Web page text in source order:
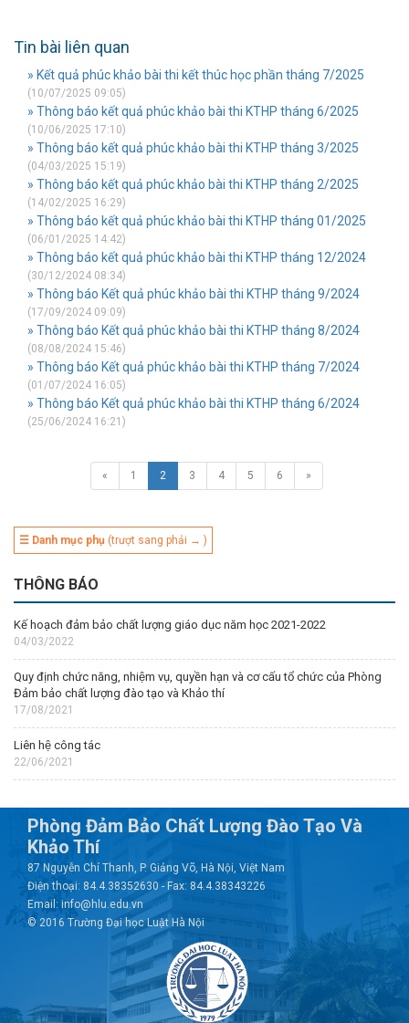
Tin bài liên quan
» Kết quả phúc khảo bài thi kết thúc học phần tháng 7/2025
(10/07/2025 09:05)
» Thông báo kết quả phúc khảo bài thi KTHP tháng 6/2025
(10/06/2025 17:10)
» Thông báo kết quả phúc khảo bài thi KTHP tháng 3/2025
(04/03/2025 15:19)
» Thông báo kết quả phúc khảo bài thi KTHP tháng 2/2025
(14/02/2025 16:29)
» Thông báo kết quả phúc khảo bài thi KTHP tháng 01/2025
(06/01/2025 14:42)
» Thông báo kết quả phúc khảo bài thi KTHP tháng 12/2024
(30/12/2024 08:34)
» Thông báo Kết quả phúc khảo bài thi KTHP tháng 9/2024
(17/09/2024 09:09)
» Thông báo Kết quả phúc khảo bài thi KTHP tháng 8/2024
(08/08/2024 15:46)
» Thông báo Kết quả phúc khảo bài thi KTHP tháng 7/2024
(01/07/2024 16:05)
» Thông báo Kết quả phúc khảo bài thi KTHP tháng 6/2024
(25/06/2024 16:21)
« 1 2 3 4 5 6 »
☰ Danh mục phụ (trượt sang phải → )
THÔNG BÁO
Kế hoạch đảm bảo chất lượng giáo dục năm học 2021-2022
04/03/2022
Quy định chức năng, nhiệm vụ, quyền hạn và cơ cấu tổ chức của Phòng
Đảm bảo chất lượng đào tạo và Khảo thí
17/08/2021
Liên hệ công tác
22/06/2021
Phòng Đảm Bảo Chất Lượng Đào Tạo Và
Khảo Thí
87 Nguyễn Chí Thanh, P. Giảng Võ, Hà Nội, Việt Nam
Điện thoại: 84.4.38352630 - Fax: 84.4.38343226
Email: info@hlu.edu.vn
© 2016 Trường Đại học Luật Hà Nội